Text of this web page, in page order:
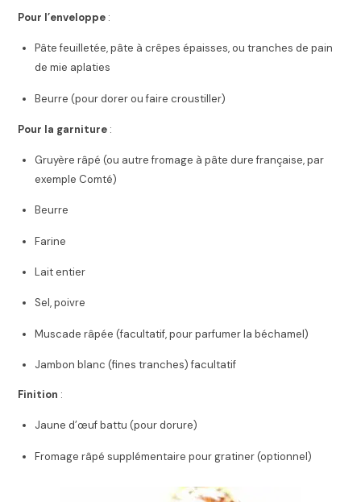
Pour l’enveloppe :
Pâte feuilletée, pâte à crêpes épaisses, ou tranches de pain
de mie aplaties
Beurre (pour dorer ou faire croustiller)
Pour la garniture :
Gruyère râpé (ou autre fromage à pâte dure française, par
exemple Comté)
Beurre
Farine
Lait entier
Sel, poivre
Muscade râpée (facultatif, pour parfumer la béchamel)
Jambon blanc (fines tranches) facultatif
Finition :
Jaune d’œuf battu (pour dorure)
Fromage râpé supplémentaire pour gratiner (optionnel)